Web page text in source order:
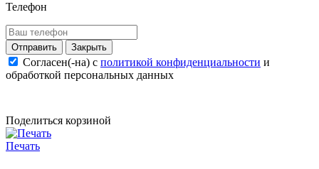
Телефон
Закрыть
Согласен(-на) c политикой конфиденциальности и
обработкой персональных данных
Поделиться корзиной
Печать